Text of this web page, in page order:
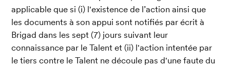
applicable que si (i) l'existence de l’action ainsi que
les documents à son appui sont notifiés par écrit à
Brigad dans les sept (7) jours suivant leur
connaissance par le Talent et (ii) l'action intentée par
le tiers contre le Talent ne découle pas d'une faute du